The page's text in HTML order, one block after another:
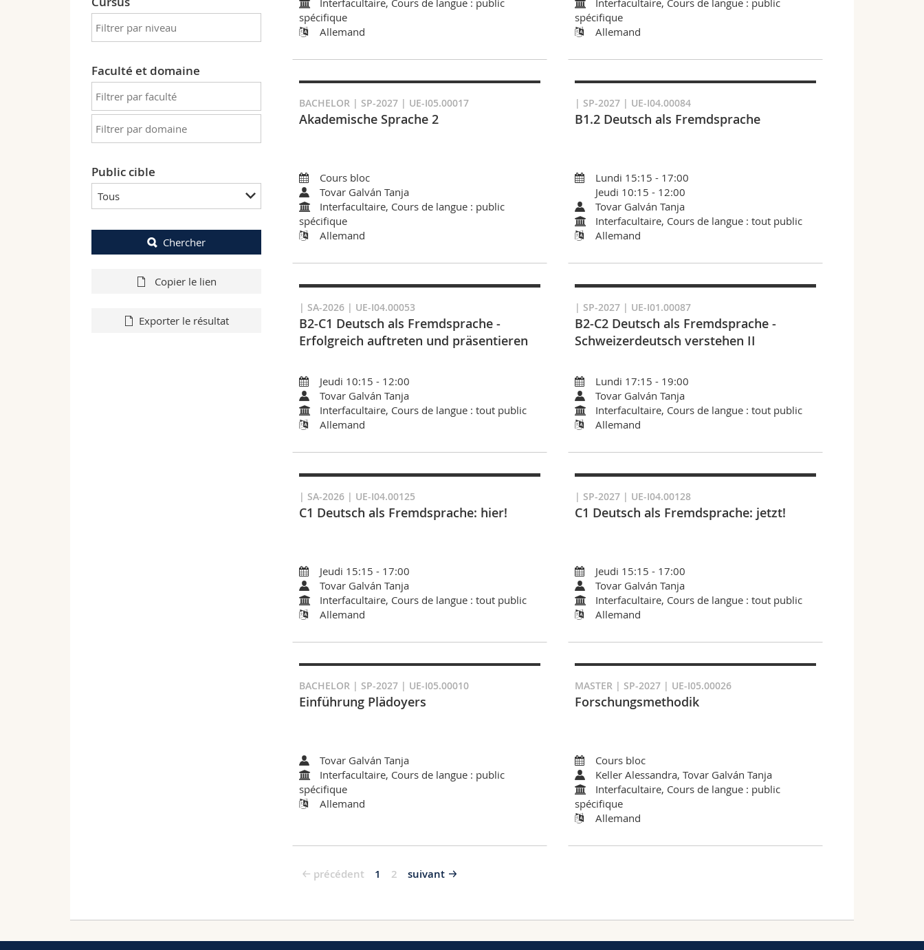
Faculté et domaine
Public cible
Tous
Chercher
Copier le lien
Exporter le résultat
spécifique
Allemand
spécifique
Allemand
BACHELOR | SP-2027 | UE-I05.00017
Akademische Sprache 2
Cours bloc
Tovar Galván Tanja
Interfacultaire, Cours de langue : public
spécifique
Allemand
| SP-2027 | UE-I04.00084
B1.2 Deutsch als Fremdsprache
Lundi 15:15 - 17:00
Jeudi 10:15 - 12:00
Tovar Galván Tanja
Interfacultaire, Cours de langue : tout public
Allemand
| SA-2026 | UE-I04.00053
B2-C1 Deutsch als Fremdsprache -
Erfolgreich auftreten und präsentieren
Jeudi 10:15 - 12:00
Tovar Galván Tanja
Interfacultaire, Cours de langue : tout public
Allemand
| SP-2027 | UE-I01.00087
B2-C2 Deutsch als Fremdsprache -
Schweizerdeutsch verstehen II
Lundi 17:15 - 19:00
Tovar Galván Tanja
Interfacultaire, Cours de langue : tout public
Allemand
| SA-2026 | UE-I04.00125
C1 Deutsch als Fremdsprache: hier!
Jeudi 15:15 - 17:00
Tovar Galván Tanja
Interfacultaire, Cours de langue : tout public
Allemand
| SP-2027 | UE-I04.00128
C1 Deutsch als Fremdsprache: jetzt!
Jeudi 15:15 - 17:00
Tovar Galván Tanja
Interfacultaire, Cours de langue : tout public
Allemand
BACHELOR | SP-2027 | UE-I05.00010
Einführung Plädoyers
Tovar Galván Tanja
Interfacultaire, Cours de langue : public
spécifique
Allemand
MASTER | SP-2027 | UE-I05.00026
Forschungsmethodik
Cours bloc
Keller Alessandra, Tovar Galván Tanja
Interfacultaire, Cours de langue : public
spécifique
Allemand
précédent 1 2 suivant